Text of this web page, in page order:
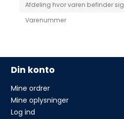
Afdeling hvor varen befinder sig
Varenummer
Din konto
Mine ordrer
Mine oplysninger
Log ind